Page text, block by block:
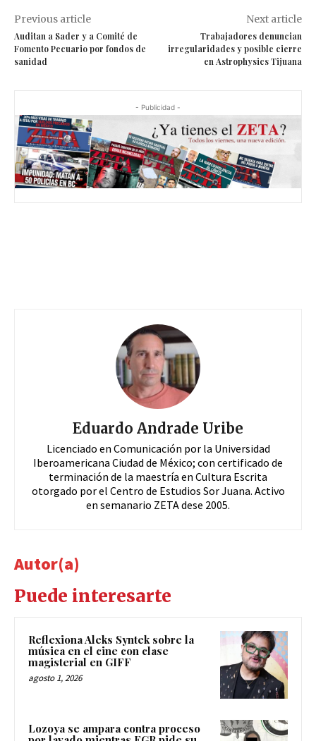
Previous article
Auditan a Sader y a Comité de
Fomento Pecuario por fondos de
sanidad
Next article
Trabajadores denuncian
irregularidades y posible cierre
en Astrophysics Tijuana
- Publicidad -
Eduardo Andrade Uribe
Licenciado en Comunicación por la Universidad
Iberoamericana Ciudad de México; con certificado de
terminación de la maestría en Cultura Escrita
otorgado por el Centro de Estudios Sor Juana. Activo
en semanario ZETA dese 2005.
Autor(a)
Puede interesarte
Reflexiona Aleks Syntek sobre la
música en el cine con clase
magisterial en GIFF
agosto 1, 2026
Lozoya se ampara contra proceso